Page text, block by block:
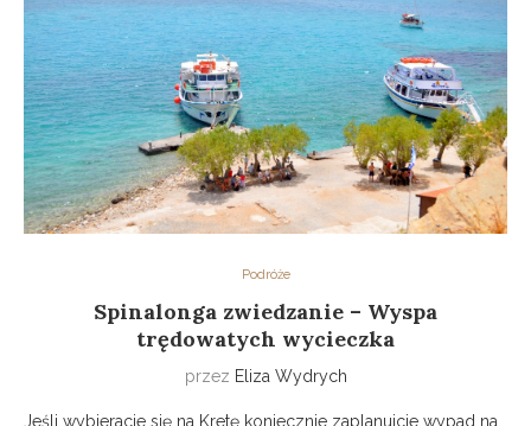
Podróże
Spinalonga zwiedzanie – Wyspa
trędowatych wycieczka
przez Eliza Wydrych
Jeśli wybieracie się na Kretę koniecznie zaplanujcie wypad na